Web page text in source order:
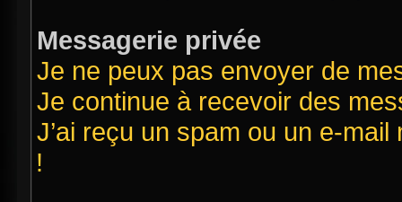
Messagerie privée
Je ne peux pas envoyer de
Je continue à recevoir des
J’ai reçu un spam ou un e-
!